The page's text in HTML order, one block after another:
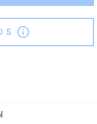
info_outline